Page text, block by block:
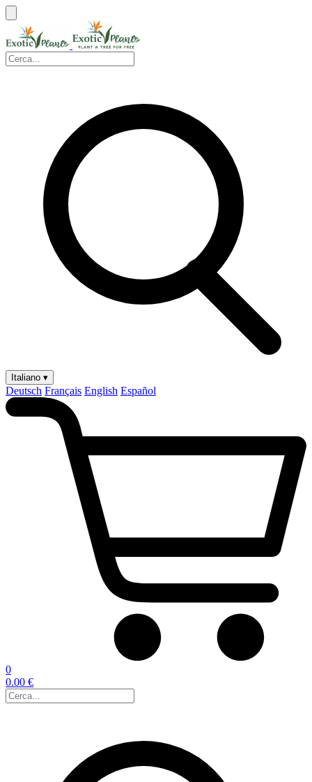
Italiano ▾
Deutsch Français English Español
0
0.00 €